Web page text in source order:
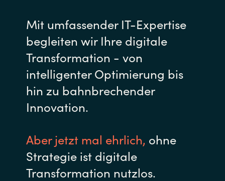
Mit umfassender IT-Expertise
begleiten wir Ihre digitale
Transformation - von
intelligenter Optimierung bis
hin zu bahnbrechender
Innovation.
Aber jetzt mal ehrlich, ohne
Strategie ist digitale
Transformation nutzlos.